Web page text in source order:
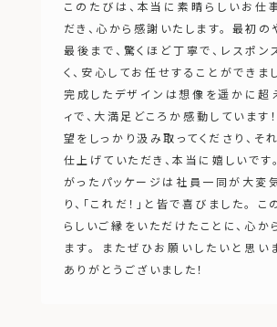
このたびは、本当に素晴らしいお仕
だき、心から感謝いたします。
最初の
最後まで、驚くほど丁寧で、レスポン
く、安心してお任せすることができまし
完成したデザインは想像を遥かに超
ィで、大満足どころか感動しています！
望をしっかり汲み取ってくださり、そ
仕上げていただき、本当に嬉しいです。
がったパッケージは社員一同が大変
り、「これだ！」と皆で喜びました。
こ
らしいご縁をいただけたことに、心か
ます。
またぜひお願いしたいと思い
ありがとうございました！